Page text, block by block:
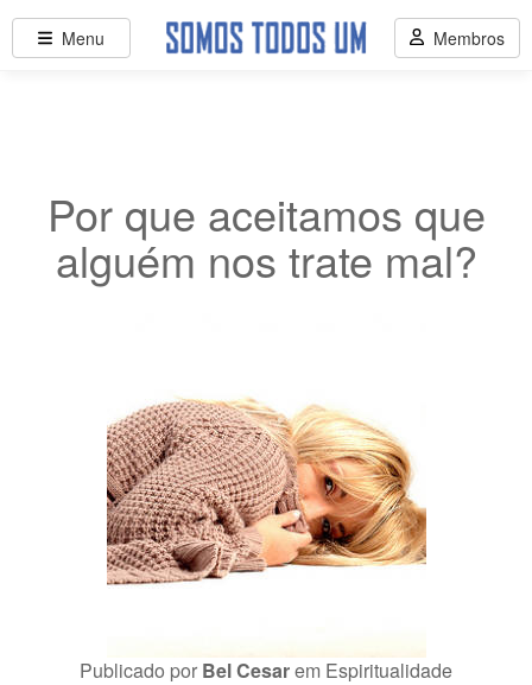
Por que aceitamos que
alguém nos trate mal?
Publicado por Bel Cesarem Espiritualidade
Menu Membros